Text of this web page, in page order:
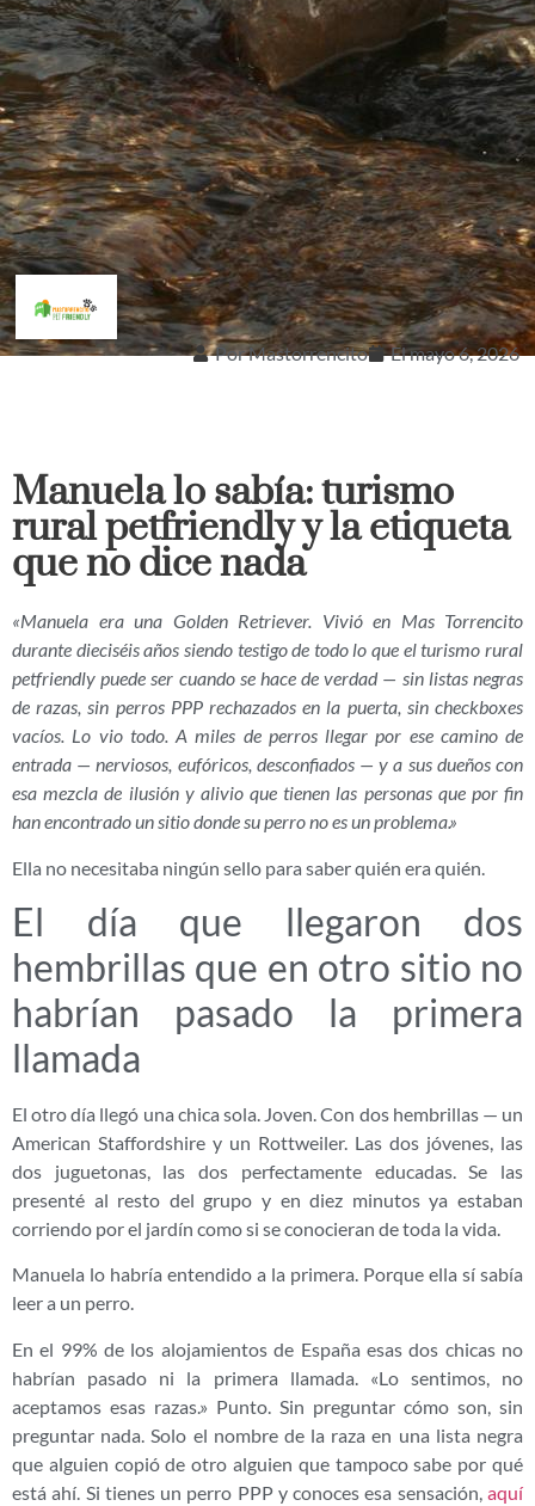
PorMastorrencito Elmayo 6, 2026
Manuela lo sabía: turismo
rural petfriendly y la etiqueta
que no dice nada
«Manuela era una Golden Retriever. Vivió en Mas Torrencito
durante dieciséis años siendo testigo de todo lo que el turismo rural
petfriendly puede ser cuando se hace de verdad — sin listas negras
de razas, sin perros PPP rechazados en la puerta, sin checkboxes
vacíos. Lo vio todo. A miles de perros llegar por ese camino de
entrada — nerviosos, eufóricos, desconfiados — y a sus dueños con
esa mezcla de ilusión y alivio que tienen las personas que por fin
han encontrado un sitio donde su perro no es un problema.»
Ella no necesitaba ningún sello para saber quién era quién.
El día que llegaron dos
hembrillas que en otro sitio no
habrían pasado la primera
llamada
El otro día llegó una chica sola. Joven. Con dos hembrillas — un
American Staffordshire y un Rottweiler. Las dos jóvenes, las
dos juguetonas, las dos perfectamente educadas. Se las
presenté al resto del grupo y en diez minutos ya estaban
corriendo por el jardín como si se conocieran de toda la vida.
Manuela lo habría entendido a la primera. Porque ella sí sabía
leer a un perro.
En el 99% de los alojamientos de España esas dos chicas no
habrían pasado ni la primera llamada. «Lo sentimos, no
aceptamos esas razas.» Punto. Sin preguntar cómo son, sin
preguntar nada. Solo el nombre de la raza en una lista negra
que alguien copió de otro alguien que tampoco sabe por qué
está ahí. Si tienes un perro PPP y conoces esa sensación, aquí